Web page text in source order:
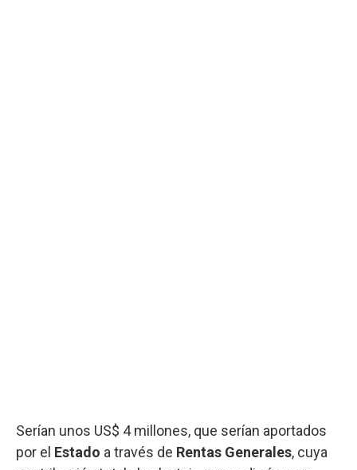
Serían unos US$ 4 millones, que serían aportados
por el Estado a través de Rentas Generales, cuya